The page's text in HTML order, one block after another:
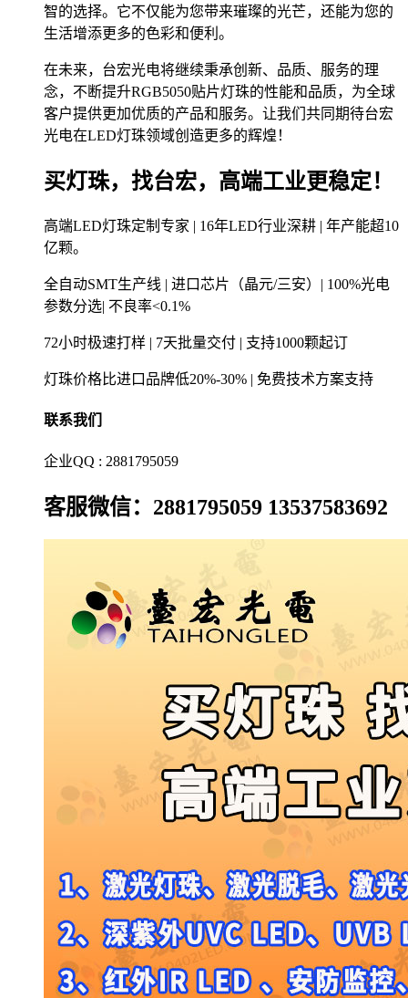
智的选择。它不仅能为您带来璀璨的光芒，还能为您的
生活增添更多的色彩和便利。
在未来，台宏光电将继续秉承创新、品质、服务的理
念，不断提升RGB5050贴片灯珠的性能和品质，为全球
客户提供更加优质的产品和服务。让我们共同期待台宏
光电在LED灯珠领域创造更多的辉煌！
买灯珠，找台宏，高端工业更稳定！
高端LED灯珠定制专家 | 16年LED行业深耕 | 年产能超10
亿颗。
全自动SMT生产线 | 进口芯片（晶元/三安）| 100%光电
参数分选| 不良率<0.1%
72小时极速打样 | 7天批量交付 | 支持1000颗起订
灯珠价格比进口品牌低20%-30% | 免费技术方案支持
联系我们
企业QQ : 2881795059
客服微信：2881795059 13537583692